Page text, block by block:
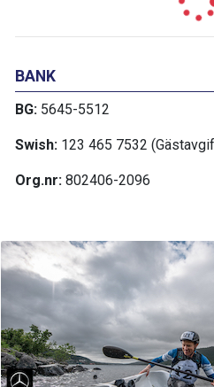
BANK
BG: 5645-5512
Swish: 123 465 7532
Org.nr: 802406-2096